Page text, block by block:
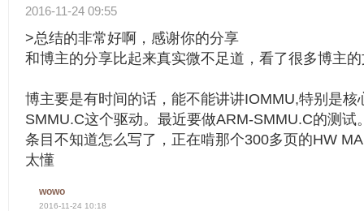
2016-11-24 09:55
>总结的非常好啊，感谢你的分享
和博主的分享比起来真实微不足道，看了很多博主
博主要是有时间的话，能不能讲讲IOMMU,特别是核
SMMU.C这个驱动。最近要做ARM-SMMU.C的测试
条目不知道怎么写了，正在啃那个300多页的HW
太懂
wowo
2016-11-24 10:18